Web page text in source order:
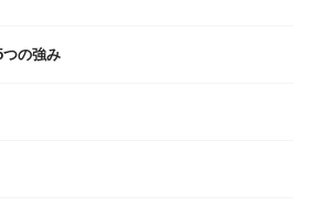
の強み